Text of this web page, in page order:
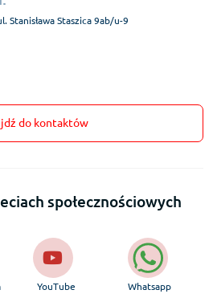
Stanisława Staszica 9ab/u-9
do kontaktów
społecznościowych
YouTube Whatsapp